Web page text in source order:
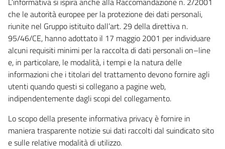
che le autorità europee per la protezione dei dati personali,
riunite nel Gruppo istituito dall’art. 29 della direttiva n.
95/46/CE, hanno adottato il 17 maggio 2001 per individuare
alcuni requisiti minimi per la raccolta di dati personali on–line
e, in particolare, le modalità, i tempi e la natura delle
informazioni che i titolari del trattamento devono fornire agli
utenti quando questi si collegano a pagine web,
indipendentemente dagli scopi del collegamento.
Lo scopo della presente informativa privacy è fornire in
maniera trasparente notizie sui dati raccolti dal suindicato sito
e sulle relative modalità di utilizzo.